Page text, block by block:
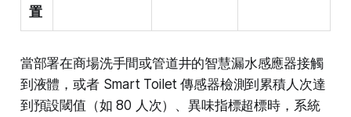
置
當部署在商場洗手間或管道井的智慧漏水感應器接觸
到液體，或者 Smart Toilet 傳感器檢測到累積人次達
到預設閾值（如 80 人次）、異味指標超標時，系統